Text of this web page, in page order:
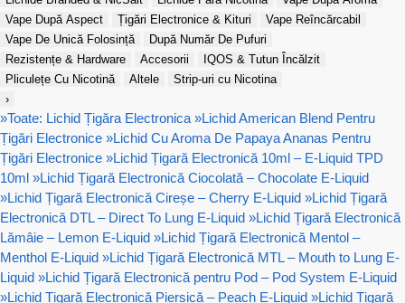
Vape După Aspect
Țigări Electronice & Kituri
Vape Reîncărcabil
Vape De Unică Folosință
După Număr De Pufuri
Rezistențe & Hardware
Accesorii
IQOS & Tutun Încălzit
Pliculețe Cu Nicotină
Altele
Strip-uri cu Nicotina
›
»Toate: Lichid Țigăra Electronica »Lichid American Blend Pentru
Țigări Electronice »Lichid Cu Aroma De Papaya Ananas Pentru
Țigări Electronice »Lichid Țigară Electronică 10ml – E-Liquid TPD
10ml »Lichid Țigară Electronică Ciocolată – Chocolate E-Liquid
»Lichid Țigară Electronică Cireșe – Cherry E-Liquid »Lichid Țigară
Electronică DTL – Direct To Lung E-Liquid »Lichid Țigară Electronică
Lămâie – Lemon E-Liquid »Lichid Țigară Electronică Mentol –
Menthol E-Liquid »Lichid Țigară Electronică MTL – Mouth to Lung E-
Liquid »Lichid Țigară Electronică pentru Pod – Pod System E-Liquid
»Lichid Țigară Electronică Piersică – Peach E-Liquid »Lichid Țigară